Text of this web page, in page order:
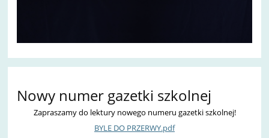
Nowy numer gazetki szkolnej
Zapraszamy do lektury nowego numeru gazetki szkolnej!
BYLE DO PRZERWY.pdf